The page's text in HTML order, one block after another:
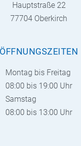
Hauptstraße 22
77704 Oberkirch
ÖFFNUNGSZEITEN
Montag bis Freitag
08:00 bis 19:00 Uhr
Samstag
08:00 bis 13:00 Uhr